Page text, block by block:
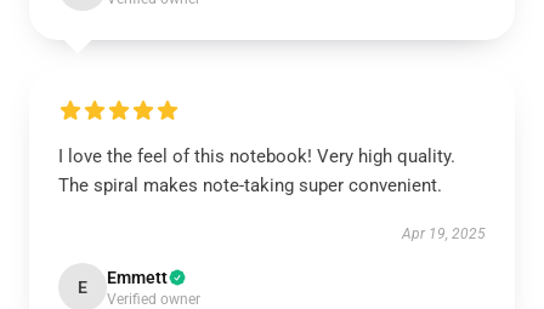
I love the feel of this notebook! Very high quality.
The spiral makes note-taking super convenient.
Apr 19, 2025
E Emmett
Verified owner